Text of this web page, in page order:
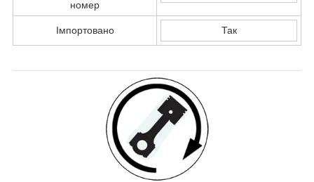
номер
Імпортовано Так